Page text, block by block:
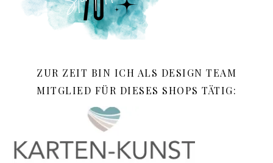
ZUR ZEIT BIN ICH ALS DESIGN TEAM
MITGLIED FÜR DIESES SHOPS TÄTIG: